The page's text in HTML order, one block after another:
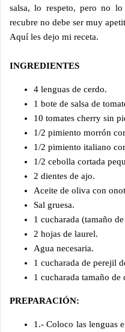
salsa, lo respeto, pero no
recubre no debe ser muy
Aquí les dejo mi receta.
INGREDIENTES
4 lenguas de cerdo.
1 bote de salsa de
10 tomates cherry sin
1/2 pimiento morrón
1/2 pimiento italiano
1/2 cebolla cortada
2 dientes de ajo.
Aceite de oliva con
Sal gruesa.
1 cucharada (tamaño
2 hojas de laurel.
Agua necesaria.
1 cucharada de perejil
1 cucharada tamaño
PREPARACIÓN:
1.- Coloco las lenguas